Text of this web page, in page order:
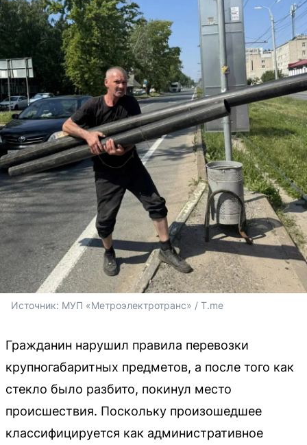
Источник: МУП «Метроэлектротранс» / T.me
Гражданин нарушил правила перевозки
крупногабаритных предметов, а после того как
стекло было разбито, покинул место
происшествия. Поскольку произошедшее
классифицируется как административное